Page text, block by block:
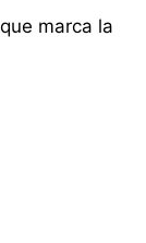
marca la